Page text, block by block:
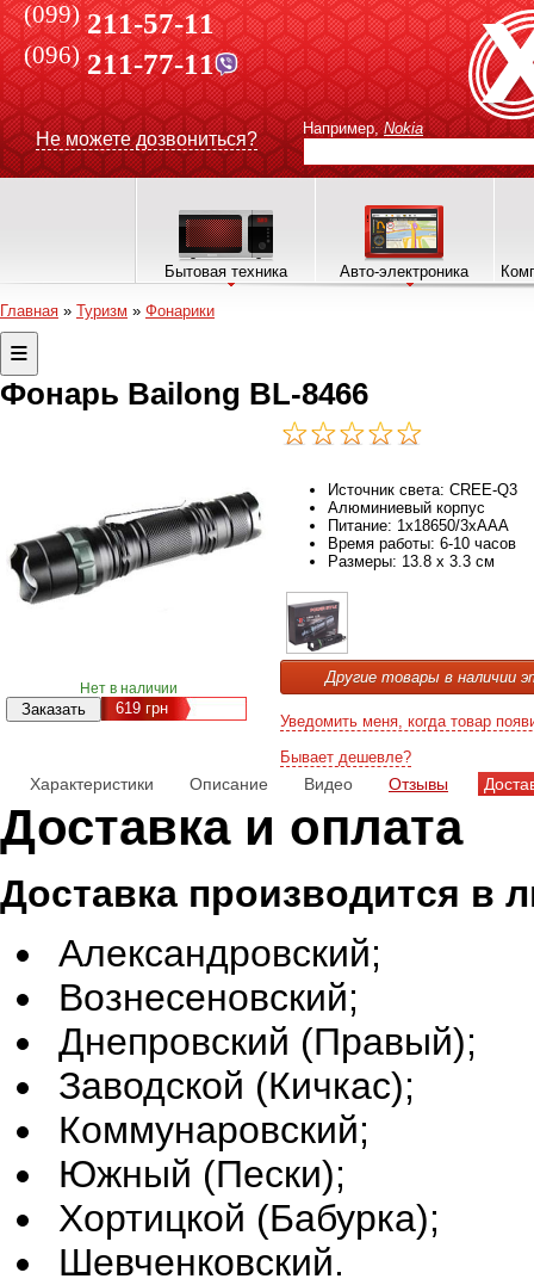
(099) 211-57-11
(096)211-77-11
Не можете дозвониться?
Например, Nokia
Бытовая техника Авто-электроника
Главная » Туризм » Фонарики
Фонарь Bailong BL-8466
Нет в наличии
619грн
Источник света: CREE-Q3
Алюминиевый корпус
Питание: 1x18650/3xAAA
Время работы: 6-10 часов
Размеры: 13.8 х 3.3 см
Другие товары в наличии
Уведомить меня, когда товар
Бывает дешевле?
Характеристики Описание Видео Отзывы
Доставка и оплата
Доставка производится в
Александровский;
Вознесеновский;
Днепровский (Правый);
Заводской (Кичкас);
Коммунаровский;
Южный (Пески);
Хортицкой (Бабурка);
Шевченковский.